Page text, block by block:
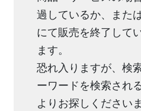
過しているか、また
にて販売を終了して
ます。
恐れ入りますが、検
ーワードを検索され
よりお探しくださいま